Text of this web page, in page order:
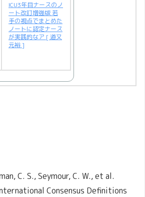
ICU3年目ナースのノ
ート改訂増強版 若
手の視点でまとめた
ノートに認定ナース
が実践的なア [ 道又
元裕 ]
C. S., Seymour, C. W., et al.
Consensus Definitions